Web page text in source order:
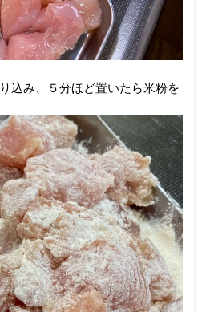
込み、５分ほど置いたら米粉を